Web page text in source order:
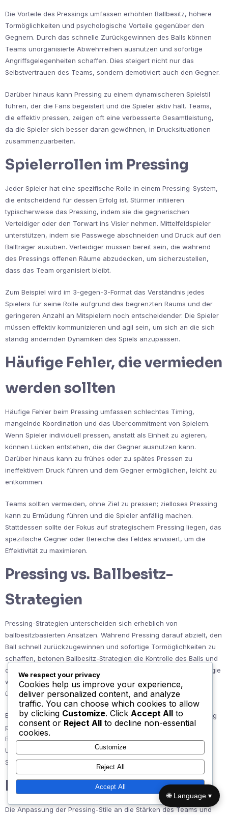
Die Vorteile des Pressings umfassen erhöhten Ballbesitz, höhere
Tormöglichkeiten und psychologische Vorteile gegenüber den
Gegnern. Durch das schnelle Zurückgewinnen des Balls können
Teams unorganisierte Abwehrreihen ausnutzen und sofortige
Angriffsgelegenheiten schaffen. Dies steigert nicht nur das
Selbstvertrauen des Teams, sondern demotiviert auch den Gegner.
Darüber hinaus kann Pressing zu einem dynamischeren Spielstil
führen, der die Fans begeistert und die Spieler aktiv hält. Teams,
die effektiv pressen, zeigen oft eine verbesserte Gesamtleistung,
da die Spieler sich besser daran gewöhnen, in Drucksituationen
zusammenzuarbeiten.
Spielerrollen im Pressing
Jeder Spieler hat eine spezifische Rolle in einem Pressing-System,
die entscheidend für dessen Erfolg ist. Stürmer initiieren
typischerweise das Pressing, indem sie die gegnerischen
Verteidiger oder den Torwart ins Visier nehmen. Mittelfeldspieler
unterstützen, indem sie Passwege abschneiden und Druck auf den
Ballträger ausüben. Verteidiger müssen bereit sein, die während
des Pressings offenen Räume abzudecken, um sicherzustellen,
dass das Team organisiert bleibt.
Zum Beispiel wird im 3-gegen-3-Format das Verständnis jedes
Spielers für seine Rolle aufgrund des begrenzten Raums und der
geringeren Anzahl an Mitspielern noch entscheidender. Die Spieler
müssen effektiv kommunizieren und agil sein, um sich an die sich
ständig ändernden Dynamiken des Spiels anzupassen.
Häufige Fehler, die vermieden
werden sollten
Häufige Fehler beim Pressing umfassen schlechtes Timing,
mangelnde Koordination und das Übercommitment von Spielern.
Wenn Spieler individuell pressen, anstatt als Einheit zu agieren,
können Lücken entstehen, die der Gegner ausnutzen kann.
Darüber hinaus kann zu frühes oder zu spätes Pressen zu
ineffektivem Druck führen und dem Gegner ermöglichen, leicht zu
entkommen.
Teams sollten vermeiden, ohne Ziel zu pressen; zielloses Pressing
kann zu Ermüdung führen und die Spieler anfällig machen.
Stattdessen sollte der Fokus auf strategischem Pressing liegen, das
spezifische Gegner oder Bereiche des Feldes anvisiert, um die
Effektivität zu maximieren.
Pressing vs. Ballbesitz-
Strategien
Pressing-Strategien unterscheiden sich erheblich von
ballbesitzbasierten Ansätzen. Während Pressing darauf abzielt, den
Ball schnell zurückzugewinnen und sofortige Tormöglichkeiten zu
schaffen, betonen Ballbesitz-Strategien die Kontrolle des Balls und
das Diktieren des Tempos des Spiels. Teams müssen eine Strategie
wählen, die mit ihren Stärken und den Schwächen des Gegners
übereinstimmt.
Ein Team mit schnellen, agilen Spielern könnte mehr vom Pressing
profitieren, während ein technisch versiertes Team im
Ballbesitzspiel glänzen könnte. Das Verständnis dieser
Unterschiede hilft Teams, ihren Spielplan basierend auf der
Situation und dem Gegner anzupassen.
Pressing-Stile anpassen
Die Anpassung der Pressing-Stile an die Stärken des Teams und
We respect your privacy
Cookies help us improve your experience,
deliver personalized content, and analyze
traffic. You can choose which cookies to allow
by clicking Customize. Click Accept All to
consent or Reject All to decline non-essential
cookies.
Customize
Reject All
Accept All
🌐 Language ▾